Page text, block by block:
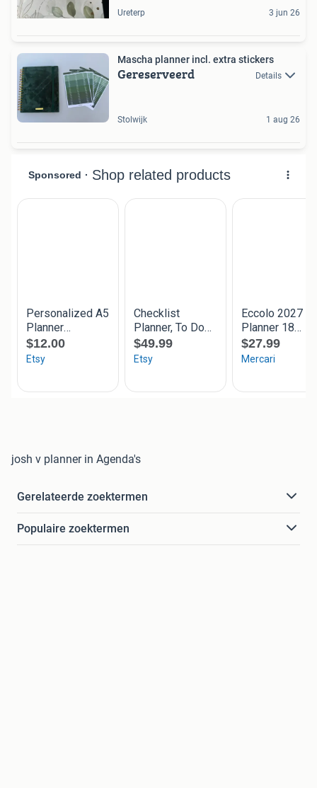
Ureterp 3 jun 26
Mascha planner incl. extra stickers
Gereserveerd Details
Stolwijk 1 aug 26
josh v planner in Agenda's
Gerelateerde zoektermen
Populaire zoektermen